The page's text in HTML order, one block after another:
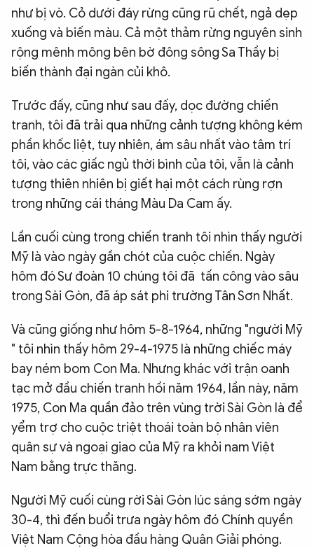
như bị vò. Cỏ dưới đáy rừng cũng rũ chết, ngả dẹp
xuống và biến màu. Cả một thảm rừng nguyên sinh
rộng mênh mông bên bờ đông sông Sa Thầy bị
biến thành đại ngàn củi khô.
Trước đấy, cũng như sau đấy, dọc đường chiến
tranh, tôi đã trải qua những cảnh tượng không kém
phần khốc liệt, tuy nhiên, ám sâu nhất vào tâm trí
tôi, vào các giấc ngủ thời bình của tôi, vẫn là cảnh
tượng thiên nhiên bị giết hại một cách rùng rợn
trong những cái tháng Màu Da Cam ấy.
Lần cuối cùng trong chiến tranh tôi nhìn thấy người
Mỹ là vào ngày gần chót của cuộc chiến. Ngày
hôm đó Sư đoàn 10 chúng tôi đã tấn công vào sâu
trong Sài Gòn, đã áp sát phi trường Tân Sơn Nhất.
Và cũng giống như hôm 5-8-1964, những "người Mỹ
" tôi nhìn thấy hôm 29-4-1975 là những chiếc máy
bay ném bom Con Ma. Nhưng khác với trận oanh
tạc mở đầu chiến tranh hồi năm 1964, lần này, năm
1975, Con Ma quần đảo trên vùng trời Sài Gòn là để
yểm trợ cho cuộc triệt thoái toàn bộ nhân viên
quân sự và ngoại giao của Mỹ ra khỏi nam Việt
Nam bằng trực thăng.
Người Mỹ cuối cùng rời Sài Gòn lúc sáng sớm ngày
30-4, thì đến buổi trưa ngày hôm đó Chính quyền
Việt Nam Cộng hòa đầu hàng Quân Giải phóng.